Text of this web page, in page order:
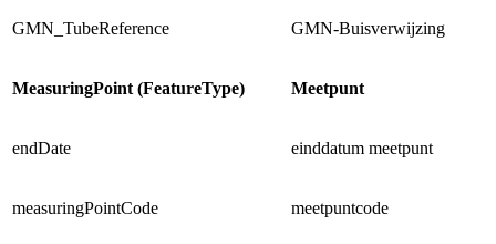
GMN_TubeReference GMN-Buisverwijzing
MeasuringPoint (FeatureType) Meetpunt
endDate einddatum meetpunt
measuringPointCode meetpuntcode